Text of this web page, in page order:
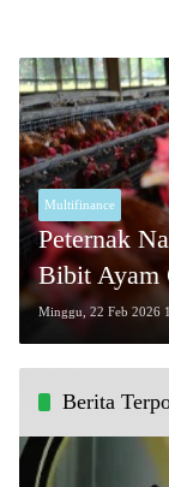
Multifinance
Peternak
Bibit Ayam
Berita